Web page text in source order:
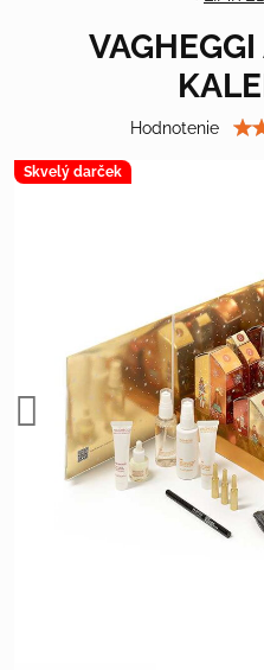
Skvelý darček
Hodnotenie